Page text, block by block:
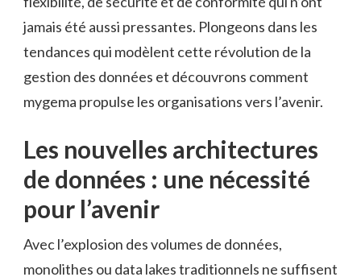
jamais été aussi pressantes. Plongeons dans les
tendances qui modèlent cette révolution de la
gestion des données et découvrons comment
mygema propulse les organisations vers l’avenir.
Les nouvelles architectures
de données : une nécessité
pour l’avenir
Avec l’explosion des volumes de données,
monolithes ou data lakes traditionnels ne suffisent